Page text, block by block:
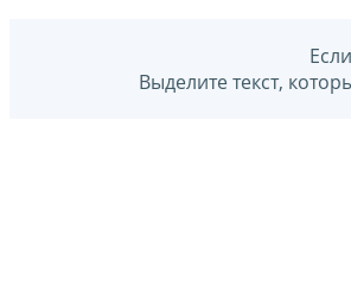
Выделите текст,